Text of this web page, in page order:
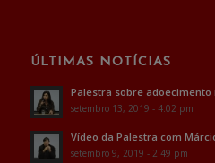
ÚLTIMAS NOTÍCIAS
Palestra sobre adoecimento
setembro 13, 2019 - 4:02 pm
Vídeo da Palestra com
setembro 9, 2019 - 2:49 pm